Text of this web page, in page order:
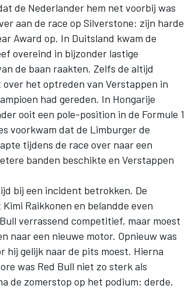
de Nederlander hem net voorbij was
aan de race op Silverstone: zijn harde
Award op. In Duitsland kwam de
overeind in bijzonder lastige
de baan raakten. Zelfs de altijd
het optreden van Verstappen in
had gereden. In Hongarije
ooit een pole-position in de Formule 1
voorkwam dat de Limburger de
tijdens de race over naar een
banden beschikte en Verstappen
bij een incident betrokken. De
Raikkonen en belandde even
verrassend competitief, maar moest
naar een nieuwe motor. Opnieuw was
gelijk naar de pits moest. Hierna
was Red Bull niet zo sterk als
de zomerstop op het podium: derde.